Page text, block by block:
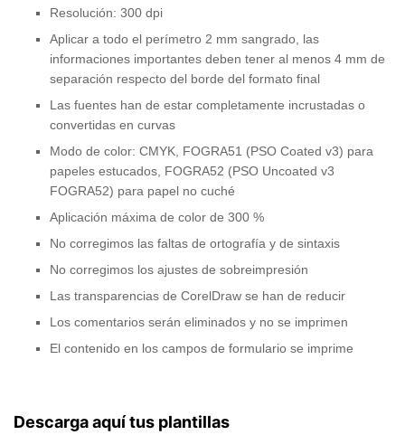
Resolución: 300 dpi
Aplicar a todo el perímetro 2 mm sangrado, las
informaciones importantes deben tener al menos 4 mm de
separación respecto del borde del formato final
Las fuentes han de estar completamente incrustadas o
convertidas en curvas
Modo de color: CMYK, FOGRA51 (PSO Coated v3) para
papeles estucados, FOGRA52 (PSO Uncoated v3
FOGRA52) para papel no cuché
Aplicación máxima de color de 300 %
No corregimos las faltas de ortografía y de sintaxis
No corregimos los ajustes de sobreimpresión
Las transparencias de CorelDraw se han de reducir
Los comentarios serán eliminados y no se imprimen
El contenido en los campos de formulario se imprime
Descarga aquí tus plantillas